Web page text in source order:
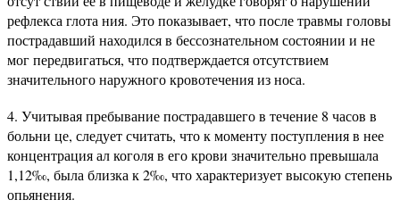
рефлекса глота ния. Это показывает, что после травмы головы
пострадавший находился в бессознательном состоянии и не
мог передвигаться, что подтверждается отсутствием
значительного наружного кровотечения из носа.
4. Учитывая пребывание пострадавшего в течение 8 часов в
больни це, следует считать, что к моменту поступления в нее
концентрация ал коголя в его крови значительно превышала
1,12‰, была близка к 2‰, что характеризует высокую степень
опьянения.